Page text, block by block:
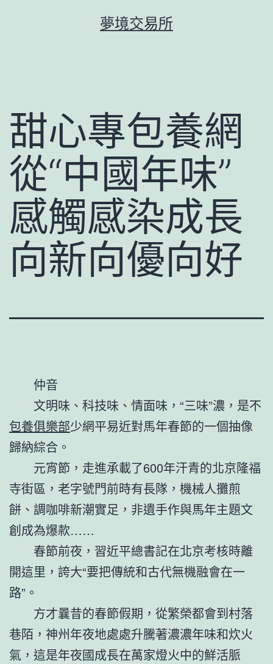
容
夢境交易所
甜心專包養網
從“中國年味”
感觸感染成長
向新向優向好
仲音
文明味、科技味、情面味，“三味”濃，是不
包養俱樂部少網平易近對馬年春節的一個抽像
歸納綜合。
元宵節，走進承載了600年汗青的北京隆福
寺街區，老字號門前時有長隊，機械人攤煎
餅、調咖啡新潮實足，非遺手作與馬年主題文
創成為爆款……
春節前夜，習近平總書記在北京考核時離
開這里，誇大“要把傳統和古代無機融會在一
路”。
方才曩昔的春節假期，從繁榮都會到村落
巷陌，神州年夜地處處升騰著濃濃年味和炊火
氣，這是年夜國成長在萬家燈火中的鮮活脈